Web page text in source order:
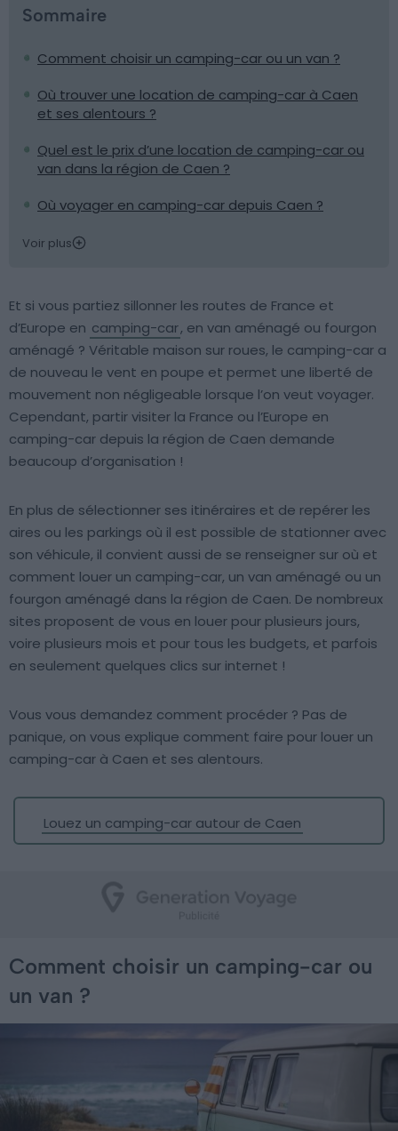
Sommaire
Comment choisir un camping-car ou un van ?
Où trouver une location de camping-car à Caen
et ses alentours ?
Quel est le prix d’une location de camping-car ou
van dans la région de Caen ?
Où voyager en camping-car depuis Caen ?
Voir plus
Et si vous partiez sillonner les routes de France et
d’Europe en camping-car, en van aménagé ou fourgon
aménagé ? Véritable maison sur roues, le camping-car a
de nouveau le vent en poupe et permet une liberté de
mouvement non négligeable lorsque l’on veut voyager.
Cependant, partir visiter la France ou l’Europe en
camping-car depuis la région de Caen demande
beaucoup d’organisation !
En plus de sélectionner ses itinéraires et de repérer les
aires ou les parkings où il est possible de stationner avec
son véhicule, il convient aussi de se renseigner sur où et
comment louer un camping-car, un van aménagé ou un
fourgon aménagé dans la région de Caen. De nombreux
sites proposent de vous en louer pour plusieurs jours,
voire plusieurs mois et pour tous les budgets, et parfois
en seulement quelques clics sur internet !
Vous vous demandez comment procéder ? Pas de
panique, on vous explique comment faire pour louer un
camping-car à Caen et ses alentours.
Louez un camping-car autour de Caen
Comment choisir un camping-car ou
un van ?